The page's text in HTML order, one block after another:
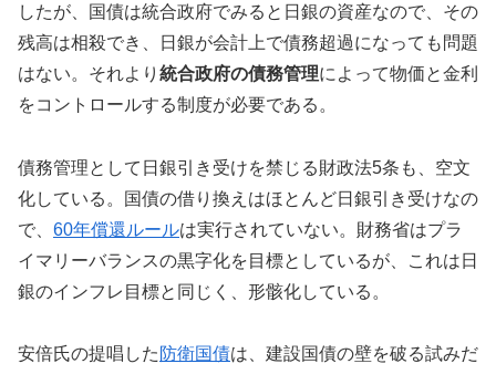
したが、国債は統合政府でみると日銀の資産なので、その
残高は相殺でき、日銀が会計上で債務超過になっても問題
はない。それより 統合政府の債務管理によって物価と金利
をコントロールする制度が必要である。
債務管理として日銀引き受けを禁じる財政法5条も、空文
化している。国債の借り換えはほとんど日銀引き受けなの
で、 60年償還ルールは実行されていない。財務省はプラ
イマリーバランスの黒字化を目標としているが、これは日
銀のインフレ目標と同じく、形骸化している。
安倍氏の提唱した 防衛国債は、建設国債の壁を破る試みだ